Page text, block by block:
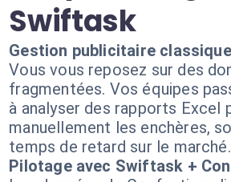
Swiftask
Gestion publicitaire classique
Vous vous reposez sur des
fragmentées. Vos équipes
à analyser des rapports Excel
manuellement les enchères,
temps de retard sur le marché.
Pilotage avec Swiftask +